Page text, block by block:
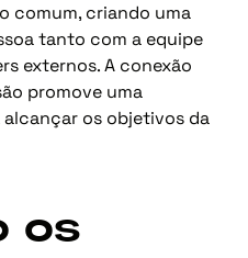
comum, criando uma
tanto com a equipe
externos. A conexão
promove uma
os objetivos da
os